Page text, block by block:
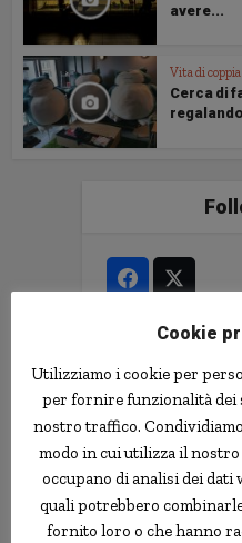
avere...
Vita di coppia
Cerca di
Le
vi racconta le
curiose e
ladri imbranati,
scientifiche
Cookie
Utilizziamo i cookie per
per fornire funzionalità dei
nostro traffico.
modo in cui utilizza il
occupano di analisi dei dati
quali potrebbero
fornito loro o che hanno